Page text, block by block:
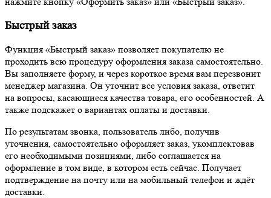
Быстрый заказ
Функция «Быстрый заказ» позволяет покупателю не
проходить всю процедуру оформления заказа самостоятельно.
Вы заполняете форму, и через короткое время вам перезвонит
менеджер магазина. Он уточнит все условия заказа, ответит
на вопросы, касающиеся качества товара, его особенностей. А
также подскажет о вариантах оплаты и доставки.
По результатам звонка, пользователь либо, получив
уточнения, самостоятельно оформляет заказ, укомплектовав
его необходимыми позициями, либо соглашается на
оформление в том виде, в котором есть сейчас. Получает
подтверждение на почту или на мобильный телефон и ждёт
доставки.